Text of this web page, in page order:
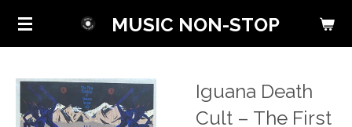
Skip
content
MUSIC NON-STOP
Iguana Death
Cult ‎– The First